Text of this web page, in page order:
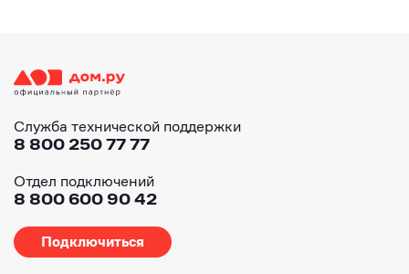
Служба технической поддержки
8 800 250 77 77
Отдел подключений
8 800 600 90 42
Подключиться